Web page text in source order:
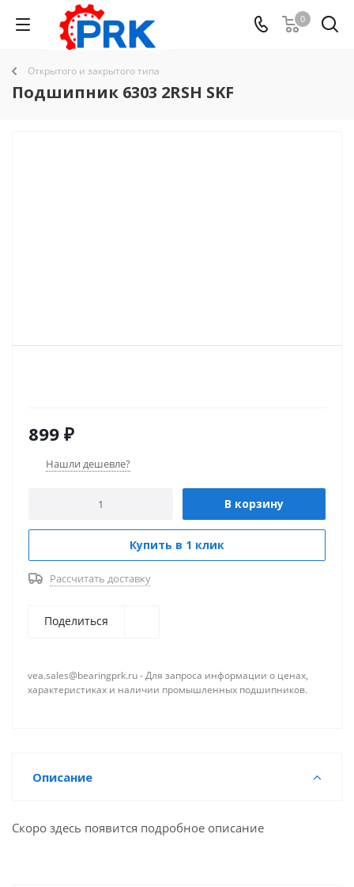
0
Открытого и закрытого типа
Подшипник 6303 2RSH SKF
899 ₽
Нашли дешевле?
В корзину
Купить в 1 клик
Рассчитать доставку
Поделиться
vea.sales@bearingprk.ru - Для запроса информации о ценах,
характеристиках и наличии промышленных подшипников.
Описание
Скоро здесь появится подробное описание